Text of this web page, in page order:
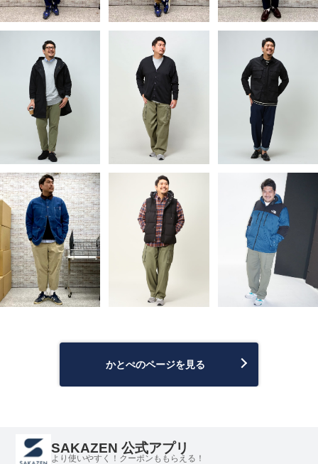
かとぺのページを見る
SAKAZEN 公式アプリ
より使いやすく！クーポンももらえる！